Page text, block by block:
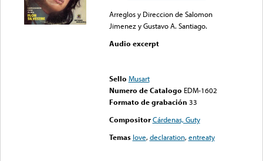
Arreglos y Direccion de Salomon
Jimenez y Gustavo A. Santiago.
Audio excerpt
Sello Musart
Numero de Catalogo EDM-1602
Formato de grabación 33
Compositor Cárdenas, Guty
Temas love,declaration,entreaty